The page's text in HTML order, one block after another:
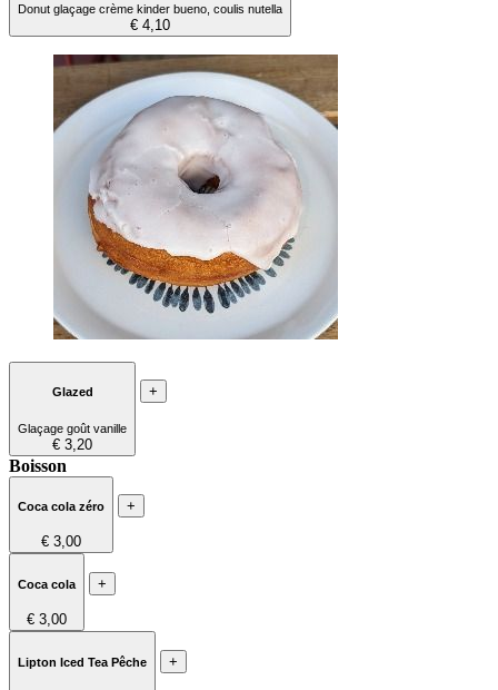
Donut glaçage crème kinder bueno, coulis nutella
€ 4,10
Glazed
Glaçage goût vanille
€ 3,20
+
Boisson
Coca cola zéro
€ 3,00
+
Coca cola
€ 3,00
+
Lipton Iced Tea Pêche +